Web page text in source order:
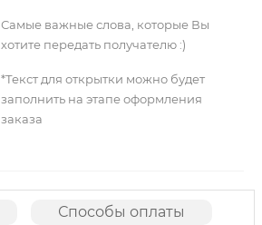
Самые важные слова, которые Вы
хотите передать получателю :)
*Текст для открытки можно будет
заполнить на этапе оформления
заказа
Способы оплаты